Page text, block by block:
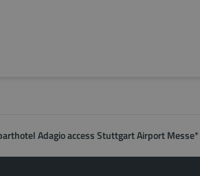
Adagio access Stuttgart Airport Messe*